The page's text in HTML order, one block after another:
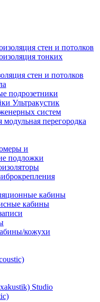
стен и потолков
тонких
стен и потолков
подрозетники
Ультракустик
систем
перегородка
и
подложки
кабины
кабины
кожухи
Studio